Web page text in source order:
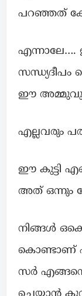
പറഞ്ഞത്
എന്നാലേ….
സന്ധ്യദീപം
ഈ
എല്ലവരും
ഈ കുട്ടി
അത് ഒന്നും
നിങ്ങൾ
കൊണ്ടാണ്
സർ